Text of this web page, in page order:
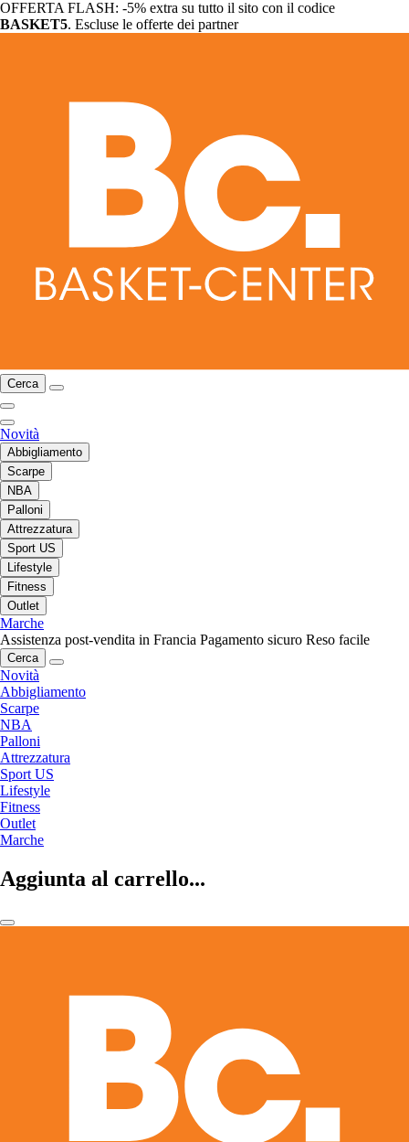
OFFERTA FLASH: -5% extra su tutto il sito con il codice
BASKET5. Escluse le offerte dei partner
Cerca
Novità
Abbigliamento
Scarpe
NBA
Palloni
Attrezzatura
Sport US
Lifestyle
Fitness
Outlet
Marche
Assistenza post-vendita in Francia Pagamento sicuro Reso facile
Cerca
Novità
Abbigliamento
Scarpe
NBA
Palloni
Attrezzatura
Sport US
Lifestyle
Fitness
Outlet
Marche
Aggiunta al carrello...